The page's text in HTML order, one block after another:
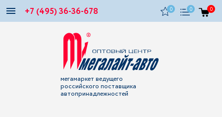
+7 (495) 36-36-678 0 0 0
мегамаркет ведущего
российского поставщика
автопринадлежностей